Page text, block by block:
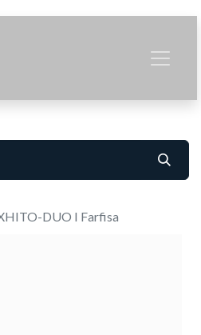
DUO I Farfisa